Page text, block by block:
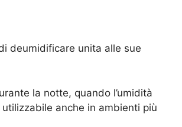
deumidificare unita alle sue
la notte, quando l’umidità
anche in ambienti più